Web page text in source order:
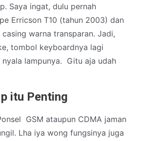
Saya ingat, dulu pernah
Erricson T10 (tahun 2003) dan
warna transparan. Jadi,
tombol keyboardnya lagi
lampunya. Gitu aja udah
itu Penting
GSM ataupun CDMA jaman
Lha iya wong fungsinya juga